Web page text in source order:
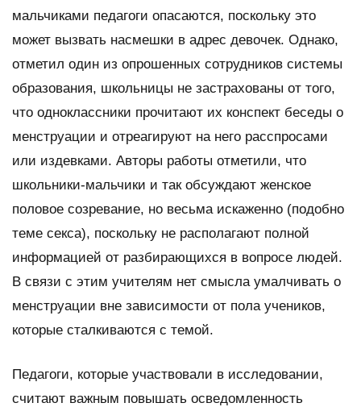
мальчиками педагоги опасаются, поскольку это
может вызвать насмешки в адрес девочек. Однако,
отметил один из опрошенных сотрудников системы
образования, школьницы не застрахованы от того,
что одноклассники прочитают их конспект беседы о
менструации и отреагируют на него расспросами
или издевками. Авторы работы отметили, что
школьники-мальчики и так обсуждают женское
половое созревание, но весьма искаженно (подобно
теме секса), поскольку не располагают полной
информацией от разбирающихся в вопросе людей.
В связи с этим учителям нет смысла умалчивать о
менструации вне зависимости от пола учеников,
которые сталкиваются с темой.
Педагоги, которые участвовали в исследовании,
считают важным повышать осведомленность